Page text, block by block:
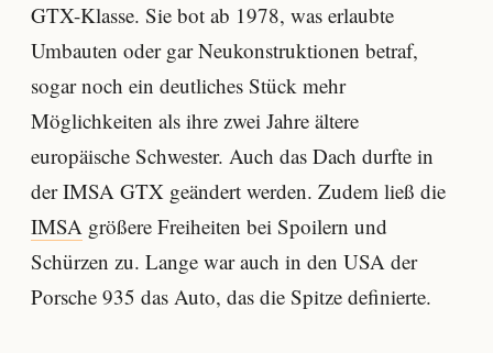
GTX-Klasse. Sie bot ab 1978, was erlaubte
Umbauten oder gar Neukonstruktionen betraf,
sogar noch ein deutliches Stück mehr
Möglichkeiten als ihre zwei Jahre ältere
europäische Schwester. Auch das Dach durfte in
der IMSA GTX geändert werden. Zudem ließ die
IMSA größere Freiheiten bei Spoilern und
Schürzen zu. Lange war auch in den USA der
Porsche 935 das Auto, das die Spitze definierte.